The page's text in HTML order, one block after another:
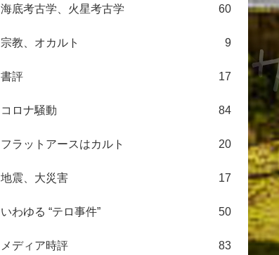
海底考古学、火星考古学 60
宗教、オカルト 9
書評 17
コロナ騒動 84
フラットアースはカルト 20
地震、大災害 17
いわゆる “テロ事件” 50
メディア時評 83